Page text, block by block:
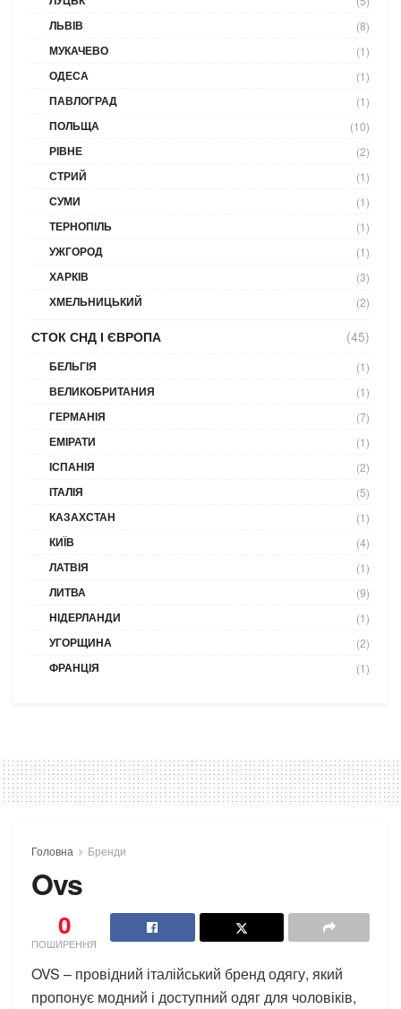
ЛЬВІВ (8)
МУКАЧЕВО (1)
ОДЕСА (1)
ПАВЛОГРАД (1)
ПОЛЬЩА (10)
РІВНЕ (2)
СТРИЙ (1)
СУМИ (1)
ТЕРНОПІЛЬ (1)
УЖГОРОД (1)
ХАРКІВ (3)
ХМЕЛЬНИЦЬКИЙ (2)
СТОК СНД І ЄВРОПА (45)
БЕЛЬГІЯ (1)
ВЕЛИКОБРИТАНИЯ (1)
ГЕРМАНІЯ (7)
ЕМІРАТИ (1)
ІСПАНІЯ (2)
ІТАЛІЯ (5)
КАЗАХСТАН (1)
КИЇВ (4)
ЛАТВІЯ (1)
ЛИТВА (9)
НІДЕРЛАНДИ (1)
УГОРЩИНА (2)
ФРАНЦІЯ (1)
Головна Бренди
Ovs
0
ПОШИРЕННЯ
OVS – провідний італійський бренд одягу, який
пропонує модний і доступний одяг для чоловіків,